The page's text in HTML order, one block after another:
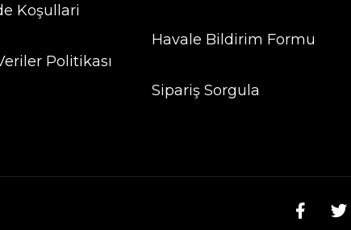
Koşullari
Politikası
Havale Bildirim Formu
Sipariş Sorgula